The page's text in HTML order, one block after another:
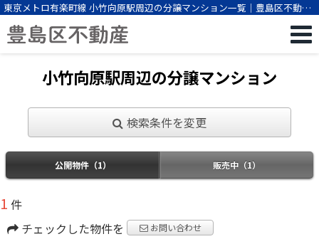
東京メトロ有楽町線 小竹向原駅周辺の分譲マンション一覧｜豊島区不動産
（株式会社ビーエスパートナー）
小竹向原駅周辺の分譲マンション
検索条件を変更
公開物件（1） 販売中（1）
1 件
チェックした物件を
お問い合わせ